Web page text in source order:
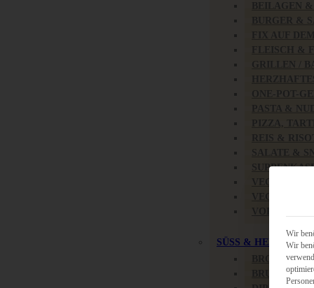
SALATE &
SÜSS & HERZHAFT
BRUNCH &
Wir
Wir